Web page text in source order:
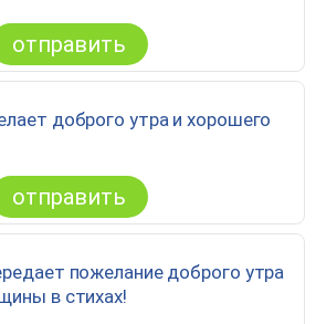
отправить
доброго утра и хорошего
отправить
пожелание доброго утра
в стихах!